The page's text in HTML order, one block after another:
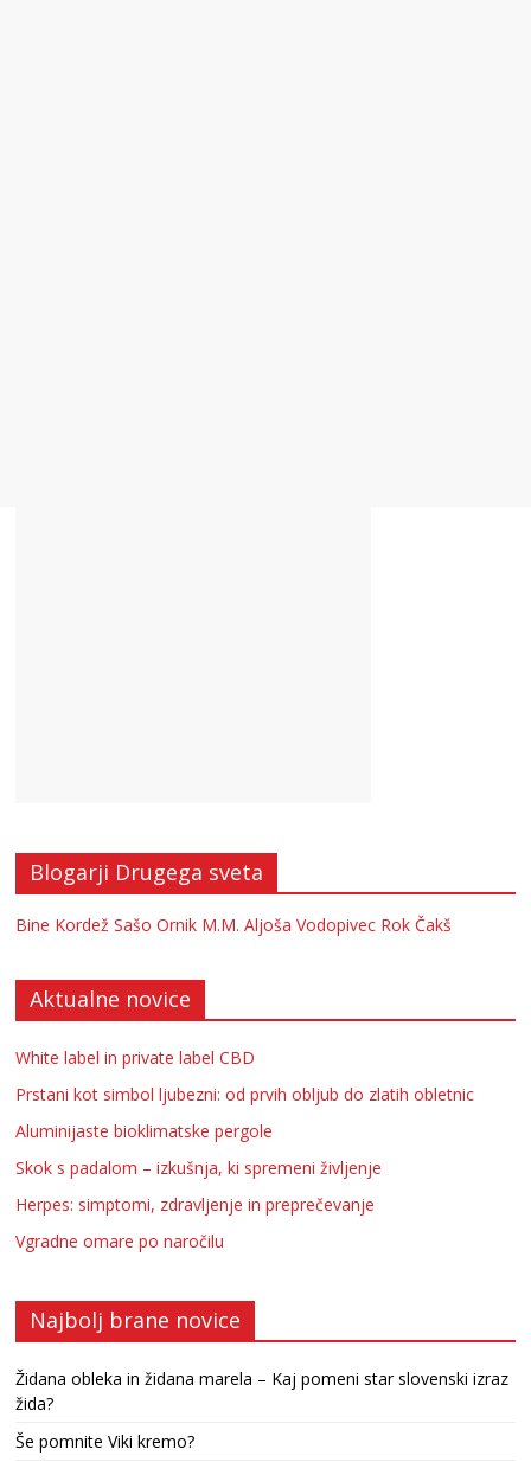
Blogarji Drugega sveta
Bine Kordež Sašo Ornik M.M. Aljoša Vodopivec Rok Čakš
Aktualne novice
White label in private label CBD
Prstani kot simbol ljubezni: od prvih obljub do zlatih obletnic
Aluminijaste bioklimatske pergole
Skok s padalom – izkušnja, ki spremeni življenje
Herpes: simptomi, zdravljenje in preprečevanje
Vgradne omare po naročilu
Najbolj brane novice
Židana obleka in židana marela – Kaj pomeni star slovenski izraz
žida?
Še pomnite Viki kremo?